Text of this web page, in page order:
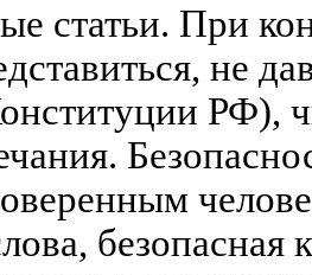
статьи. При
не
РФ),
безопасная